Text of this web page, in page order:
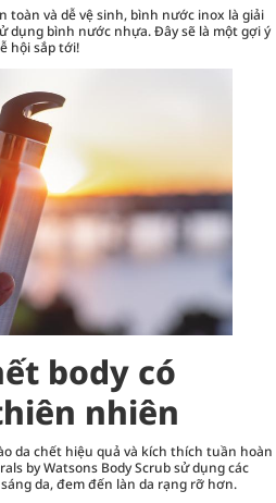
toàn và dễ vệ sinh, bình nước inox là giải
dụng bình nước nhựa. Đây sẽ là một gợi ý
hội sắp tới!
body có
nhiên
da chết hiệu quả và kích thích tuần hoàn
by Watsons Body Scrub sử dụng các
da, đem đến làn da rạng rỡ hơn.